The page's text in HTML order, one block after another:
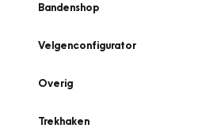
Bandenshop
Velgenconfigurator
Overig
Trekhaken